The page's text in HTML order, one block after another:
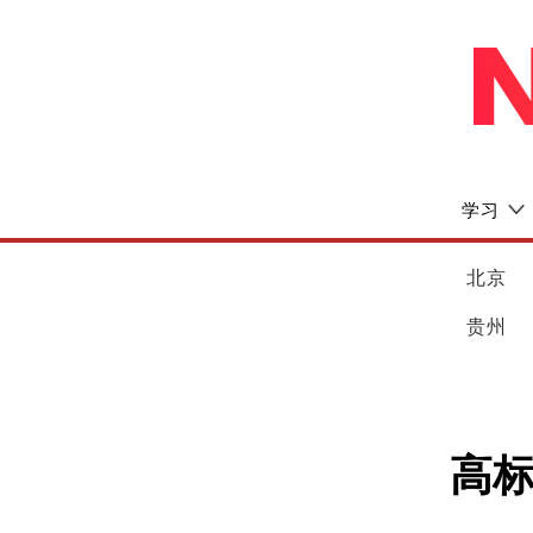
学习
北京
贵州
高